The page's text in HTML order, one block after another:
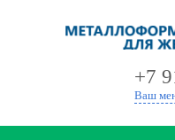
+7
Ваш